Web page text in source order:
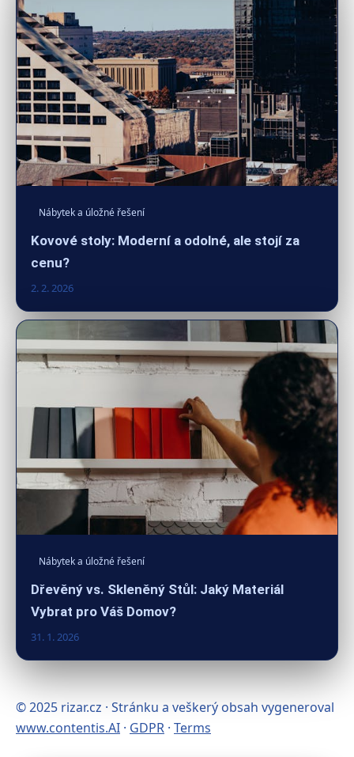
Nábytek a úložné řešení
Kovové stoly: Moderní a odolné, ale stojí za
cenu?
2. 2. 2026
Nábytek a úložné řešení
Dřevěný vs. Skleněný Stůl: Jaký Materiál
Vybrat pro Váš Domov?
31. 1. 2026
© 2025 rizar.cz · Stránku a veškerý obsah vygeneroval
www.contentis.AI · GDPR · Terms